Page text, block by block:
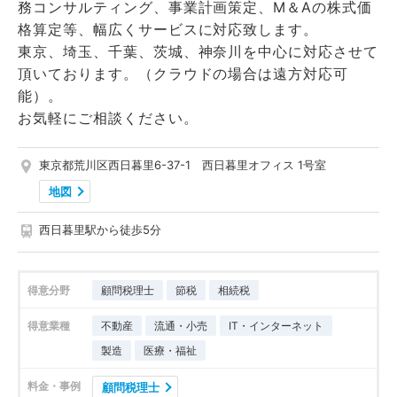
務コンサルティング、事業計画策定、M＆Aの株式価
格算定等、幅広くサービスに対応致します。
東京、埼玉、千葉、茨城、神奈川を中心に対応させて
頂いております。（クラウドの場合は遠方対応可
能）。
お気軽にご相談ください。
東京都荒川区西日暮里6-37-1 西日暮里オフィス 1号室
地図
西日暮里駅から徒歩5分
得意分野 顧問税理士 節税 相続税
得意業種 不動産 流通・小売
IT・インターネット
製造
医療・福祉
料金・事例 顧問税理士